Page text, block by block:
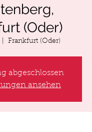
(Oder)
|
Frankfurt (Oder)
abgeschlossen
ansehen